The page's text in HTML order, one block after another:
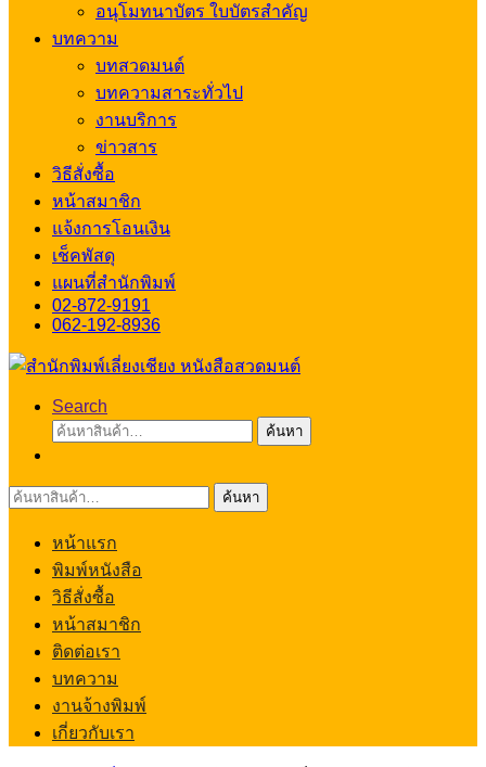
อนุโมทนาบัตร ใบบัตรสำคัญ
บทความ
บทสวดมนต์
บทความสาระทั่วไป
งานบริการ
ข่าวสาร
วิธีสั่งซื้อ
หน้าสมาชิก
แจ้งการโอนเงิน
เช็คพัสดุ
แผนที่สำนักพิมพ์
02-872-9191
062-192-8936
Search
ค้นหา:
ค้นหา
ค้นหา: ค้นหา
หน้าแรก
พิมพ์หนังสือ
วิธีสั่งซื้อ
หน้าสมาชิก
ติดต่อเรา
บทความ
งานจ้างพิมพ์
เกี่ยวกับเรา